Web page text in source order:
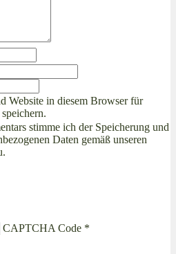
Website in diesem Browser für
stimme ich der Speicherung und
Daten gemäß unseren
CAPTCHA Code *